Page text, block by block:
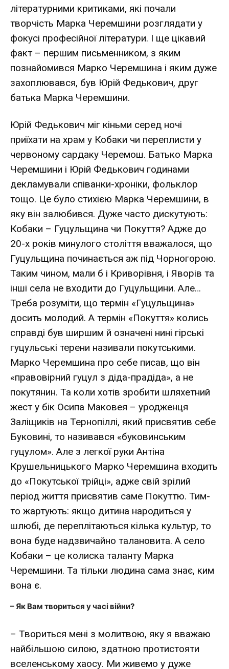
літературними критиками, які почали
творчість Марка Черемшини розглядати у
фокусі професійної літератури. І ще цікавий
факт – першим письменником, з яким
познайомився Марко Черемшина і яким дуже
захоплювався, був Юрій Федькович, друг
батька Марка Черемшини.
Юрій Федькович міг кіньми серед ночі
приїхати на храм у Кобаки чи переплисти у
червоному сардаку Черемош. Батько Марка
Черемшини і Юрій Федькович годинами
декламували співанки-хроніки, фольклор
тощо. Це було стихією Марка Черемшини, в
яку він залюбився. Дуже часто дискутують:
Кобаки – Гуцульщина чи Покуття? Адже до
20-х років минулого століття вважалося, що
Гуцульщина починається аж під Чорногорою.
Таким чином, мали б і Криворівня, і Яворів та
інші села не входити до Гуцульщини. Але…
Треба розуміти, що термін «Гуцульщина»
досить молодий. А термін «Покуття» колись
справді був ширшим й означені нині гірські
гуцульські терени називали покутськими.
Марко Черемшина про себе писав, що він
«правовірний гуцул з діда-прадіда», а не
покутянин. Та коли хотів зробити шляхетний
жест у бік Осипа Маковея – уродженця
Заліщиків на Тернопіллі, який присвятив себе
Буковині, то називався «буковинським
гуцулом». Але з легкої руки Антіна
Крушельницького Марко Черемшина входить
до «Покутської трійці», адже свій зрілий
період життя присвятив саме Покуттю. Тим-
то жартують: якщо дитина народиться у
шлюбі, де переплітаються кілька культур, то
вона буде надзвичайно талановита. А село
Кобаки – це колиска таланту Марка
Черемшини. Та тільки людина сама знає, ким
вона є.
– Як Вам твориться у часі війни?
– Твориться мені з молитвою, яку я вважаю
найбільшою силою, здатною протистояти
вселенському хаосу. Ми живемо у дуже